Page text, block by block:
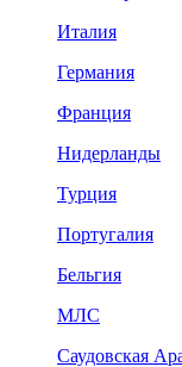
Италия
Германия
Франция
Нидерланды
Турция
Португалия
Бельгия
МЛС
Саудовская